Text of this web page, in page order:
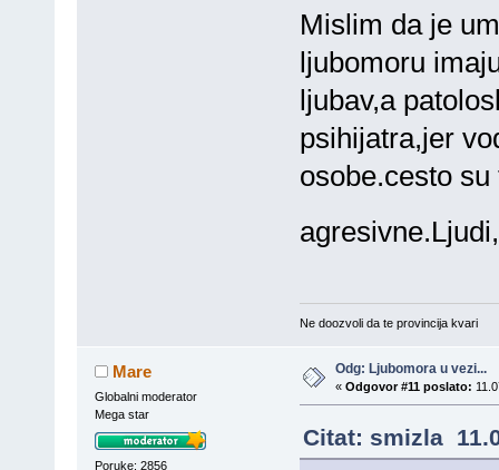
Mislim da je
ljubomoru
ljubav,a
psihijatra,jer
osobe.cesto
Ne doozvoli da te provincija kvari
Mare
Globalni moderator
Mega star
Poruke: 2856
Odg: Ljubomora u vezi...
« Odgovor #11 poslato:
Citat: smizla